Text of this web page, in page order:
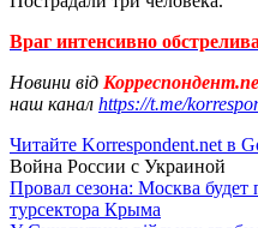
Враг интенсивно
Новини від
наш канал https://t.me/
Читайте Korrespondent.net в
Война России с Украиной
Провал сезона: Москва будет
турсектора Крыма